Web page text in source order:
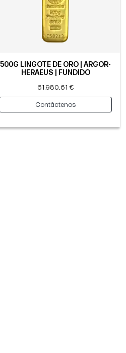
500G LINGOTE DE ORO | ARGOR-
HERAEUS | FUNDIDO
61.980,61 €
Contáctenos